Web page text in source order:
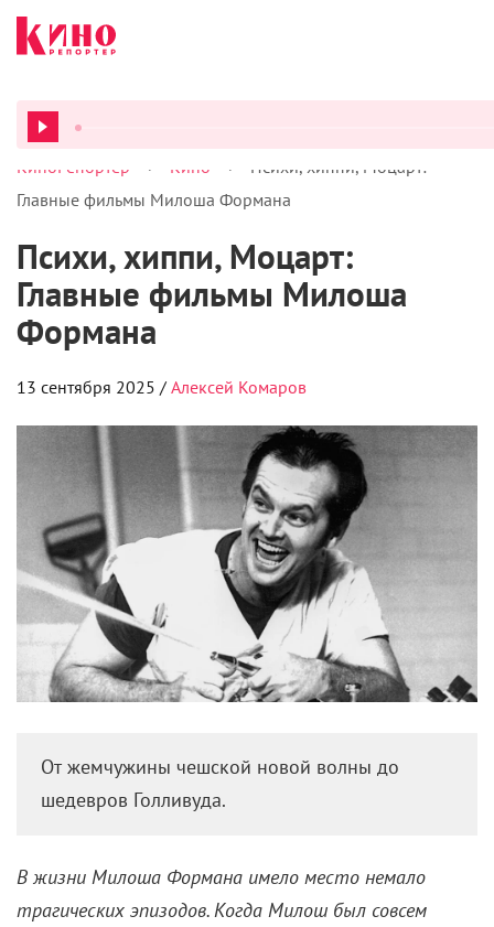
ВСЕ
КиноРепортер > Кино >
Психи, хиппи, Моцарт:
Главные фильмы Милоша Формана
Психи, хиппи, Моцарт:
Главные фильмы Милоша
Формана
13 сентября 2025 / Алексей Комаров
От жемчужины чешской новой волны до
шедевров Голливуда.
В жизни Милоша Формана имело место немало
трагических эпизодов. Когда Милош был совсем